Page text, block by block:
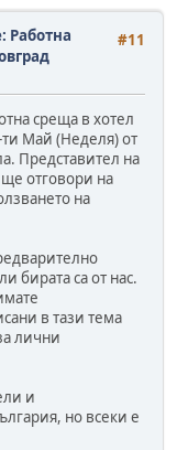
#11
Работна
среща в хотел
Май (Неделя) от
Представител на
отговори на
на
бирата са от нас.
в тази тема
лични
и
но всеки е